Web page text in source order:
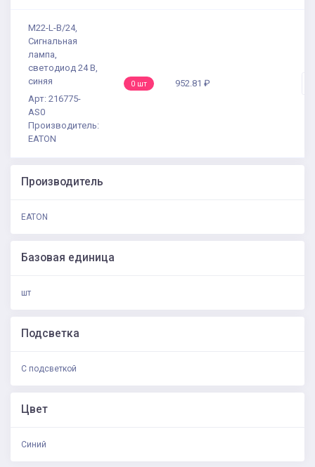
M22-L-B/24,
Сигнальная
лампа,
светодиод 24 В,
синяя
Арт: 216775-
AS0
Производитель:
EATON
0 шт 952.81 ₽
Производитель
EATON
Базовая единица
шт
Подсветка
С подсветкой
Цвет
Синий